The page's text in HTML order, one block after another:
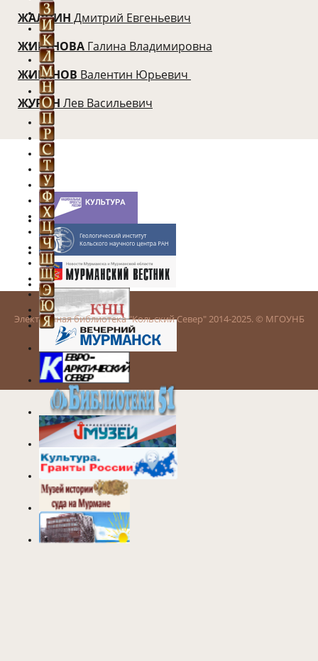
ЖАЛНИН Дмитрий Евгеньевич
ЖИГУНОВА Галина Владимировна
ЖИГАНОВ Валентин Юрьевич
ЖУРИН Лев Васильевич
Электронная библиотека "Кольский Север" 2014-2025. © МГОУНБ